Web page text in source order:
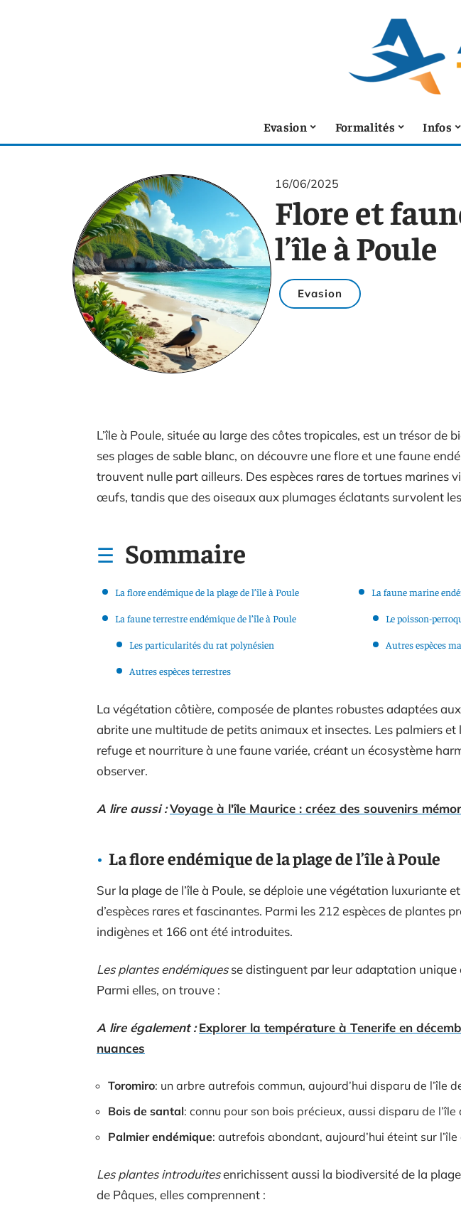
Evasion Formalités Infos
16/06/2025
Flore et
l’île à Poule
Evasion
L’île à Poule, située au large des côtes tropicales, est un trésor de
ses plages de sable blanc, on découvre une flore et une faune
trouvent nulle part ailleurs. Des espèces rares de tortues marines
œufs, tandis que des oiseaux aux plumages éclatants survolent
Sommaire
La flore endémique de la plage de l’île à Poule
La faune terrestre endémique de l’île à Poule
Les particularités du rat polynésien
Autres espèces terrestres
La faune marine
Le poisson-
Autres espèces
La végétation côtière, composée de plantes robustes adaptées
abrite une multitude de petits animaux et insectes. Les palmiers
refuge et nourriture à une faune variée, créant un écosystème
observer.
A lire aussi :Voyage à l'île Maurice : créez des souvenirs
La flore endémique de la plage de l’île à Poule
Sur la plage de l’île à Poule, se déploie une végétation luxuriante
d’espèces rares et fascinantes. Parmi les 212 espèces de plantes
indigènes et 166 ont été introduites.
Les plantes endémiquesse distinguent par leur adaptation unique
Parmi elles, on trouve :
A lire également : Explorer la température à Tenerife en
nuances
Toromiro: un arbre autrefois commun, aujourd’hui disparu de l’île
Bois de santal: connu pour son bois précieux, aussi disparu de l’île
Palmier endémique: autrefois abondant, aujourd’hui éteint sur l’île
Les plantes introduitesenrichissent aussi la biodiversité de la
de Pâques, elles comprennent :